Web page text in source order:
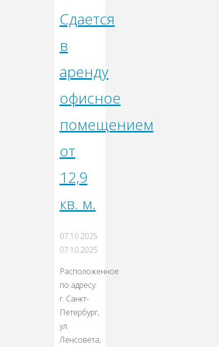
Сдается
в
аренду
офисное
помещением
от
12,9
кв. м.
07.10.2025
07.10.2025
Расположенное
по адресу:
г. Санкт-
Петербург,
ул.
Ленсовета,